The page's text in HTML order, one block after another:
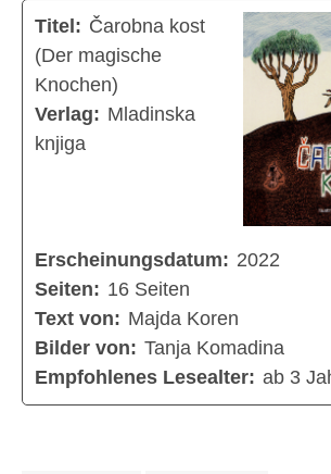
Titel: Čarobna kost
(Der magische
Knochen)
Verlag: Mladinska
knjiga
Erscheinungsdatum: 2022
Seiten: 16 Seiten
Text von: Majda Koren
Bilder von: Tanja Komadina
Empfohlenes Lesealter: ab 3